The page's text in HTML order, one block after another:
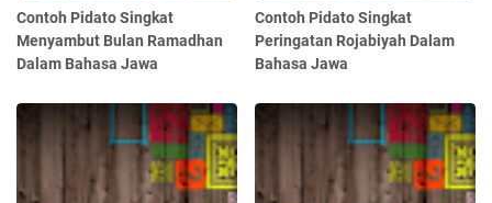
Contoh Pidato Singkat
Menyambut Bulan Ramadhan
Dalam Bahasa Jawa
Contoh Pidato Singkat
Peringatan Rojabiyah Dalam
Bahasa Jawa